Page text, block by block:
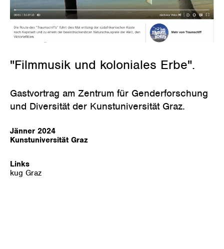
"Filmmusik und koloniales Erbe".
Gastvortrag am Zentrum für Genderforschung
und Diversität der Kunstuniversität Graz.
Jänner 2024
Kunstuniversität Graz
Links
kug Graz